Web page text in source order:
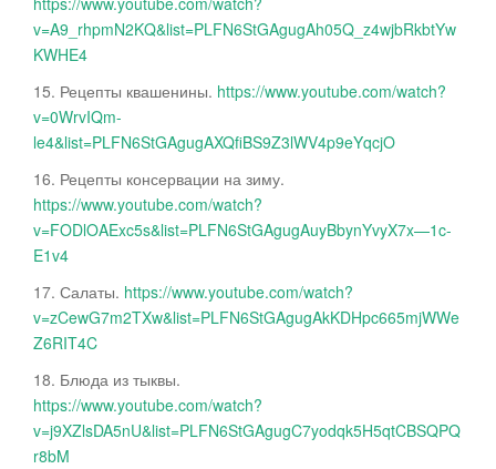
v=A9_rhpmN2KQ&list=PLFN6StGAgugAh05Q_z4wjbRkbtYw
KWHE4
15. Рецепты квашенины. https://www.youtube.com/watch?
v=0WrvIQm-
le4&list=PLFN6StGAgugAXQfiBS9Z3lWV4p9eYqcjO
16. Рецепты консервации на зиму.
https://www.youtube.com/watch?
v=FODlOAExc5s&list=PLFN6StGAgugAuyBbynYvyX7x—1c-
E1v4
17. Салаты. https://www.youtube.com/watch?
v=zCewG7m2TXw&list=PLFN6StGAgugAkKDHpc665mjWWe
Z6RIT4C
18. Блюда из тыквы.
https://www.youtube.com/watch?
v=j9XZlsDA5nU&list=PLFN6StGAgugC7yodqk5H5qtCBSQPQ
r8bM